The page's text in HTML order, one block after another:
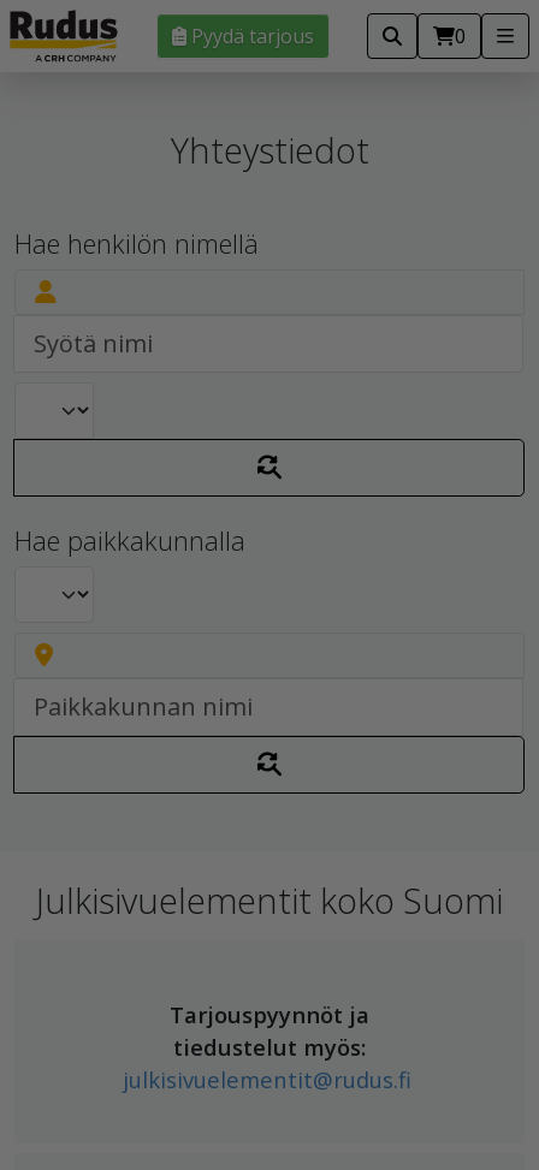
Pyydä tarjous 0
Yhteystiedot
Hae henkilön nimellä
Hae paikkakunnalla
Julkisivuelementit koko Suomi
Tarjouspyynnöt ja
tiedustelut myös:
julkisivuelementit@rudus.fi